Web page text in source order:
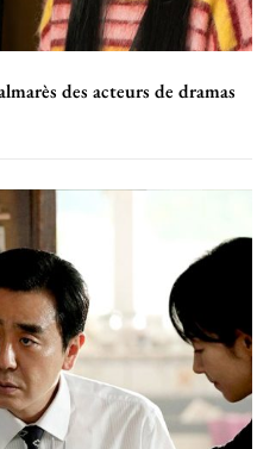
des acteurs de dramas